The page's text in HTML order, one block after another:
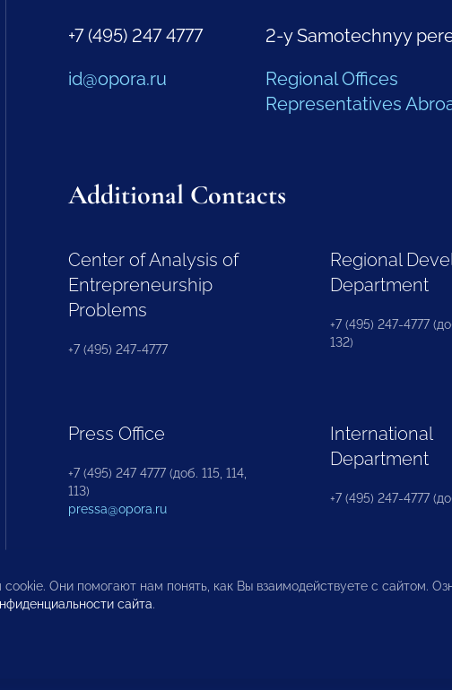
+7 (495) 247 4777
id@opora.ru
2-y Samotechnyy
Regional Offices
Representatives
Additional Contacts
Center of Analysis of
Entrepreneurship
Problems
+7 (495) 247-4777
Regional
Department
+7 (495) 247-4777
132)
Press Office
+7 (495) 247 4777 (доб. 115, 114,
113)
pressa@opora.ru
International
Department
+7 (495) 247-4777
Они помогают нам понять, как Вы взаимодействуете с сайтом.
сайта.